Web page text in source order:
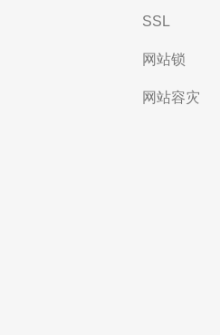
SSL
网站锁
网站容灾